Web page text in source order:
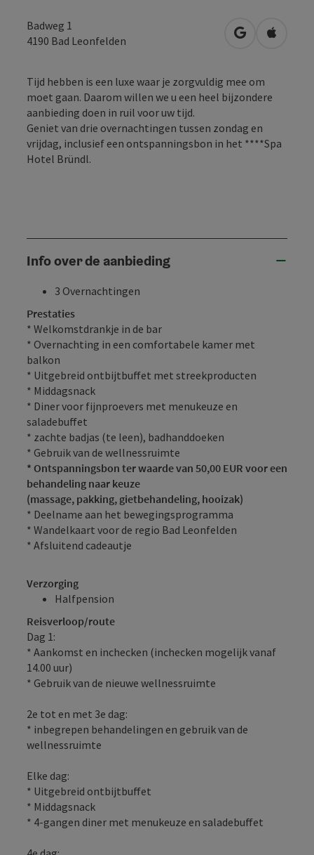
Badweg 1
4190 Bad Leonfelden Openen in
Tijd hebben is een luxe waar je zorgvuldig mee om
moet gaan. Daarom willen we u een heel bijzondere
aanbieding doen in ruil voor uw tijd.
Geniet van drie overnachtingen tussen zondag en
vrijdag, inclusief een ontspanningsbon in het ****Spa
Hotel Bründl.
Info over de aanbieding
3 Overnachtingen
Prestaties
* Welkomstdrankje in de bar
* Overnachting in een comfortabele kamer met
balkon
* Uitgebreid ontbijtbuffet met streekproducten
* Middagsnack
* Diner voor fijnproevers met menukeuze en
saladebuffet
* zachte badjas (te leen), badhanddoeken
* Gebruik van de wellnessruimte
* Ontspanningsbon ter waarde van 50,00 EUR voor een
behandeling naar keuze
(massage, pakking, gietbehandeling, hooizak)
* Deelname aan het bewegingsprogramma
* Wandelkaart voor de regio Bad Leonfelden
* Afsluitend cadeautje
Verzorging
Halfpension
Reisverloop/route
Dag 1:
* Aankomst en inchecken (inchecken mogelijk vanaf
14.00 uur)
* Gebruik van de nieuwe wellnessruimte
2e tot en met 3e dag:
* inbegrepen behandelingen en gebruik van de
wellnessruimte
Elke dag:
* Uitgebreid ontbijtbuffet
* Middagsnack
* 4-gangen diner met menukeuze en saladebuffet